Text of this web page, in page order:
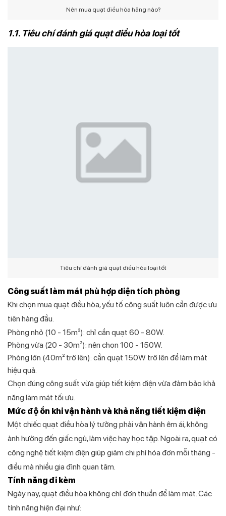
Nên mua quạt điều hòa hãng nào?
1.1. Tiêu chí đánh giá quạt điều hòa loại tốt
Tiêu chí đánh giá quạt điều hòa loại tốt
Công suất làm mát phù hợp diện tích phòng
Khi chọn mua quạt điều hòa, yếu tố công suất luôn cần được ưu
tiên hàng đầu.
Phòng nhỏ (10 - 15m²): chỉ cần quạt 60 - 80W.
Phòng vừa (20 - 30m²): nên chọn 100 - 150W.
Phòng lớn (40m² trở lên): cần quạt 150W trở lên để làm mát
hiệu quả.
Chọn đúng công suất vừa giúp tiết kiệm điện vừa đảm bảo khả
năng làm mát tối ưu.
Mức độ ồn khi vận hành và khả năng tiết kiệm điện
Một chiếc quạt điều hòa lý tưởng phải vận hành êm ái, không
ảnh hưởng đến giấc ngủ, làm việc hay học tập. Ngoài ra, quạt có
công nghệ tiết kiệm điện giúp giảm chi phí hóa đơn mỗi tháng -
điều mà nhiều gia đình quan tâm.
Tính năng đi kèm
Ngày nay, quạt điều hòa không chỉ đơn thuần để làm mát. Các
tính năng hiện đại như: